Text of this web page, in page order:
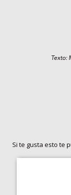
Texto:
Si te gusta esto te